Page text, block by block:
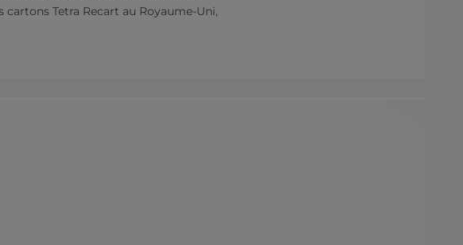
Tetra Recart au Royaume-Uni,